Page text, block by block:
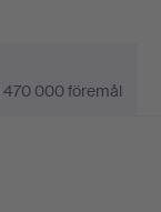
470 000 föremål